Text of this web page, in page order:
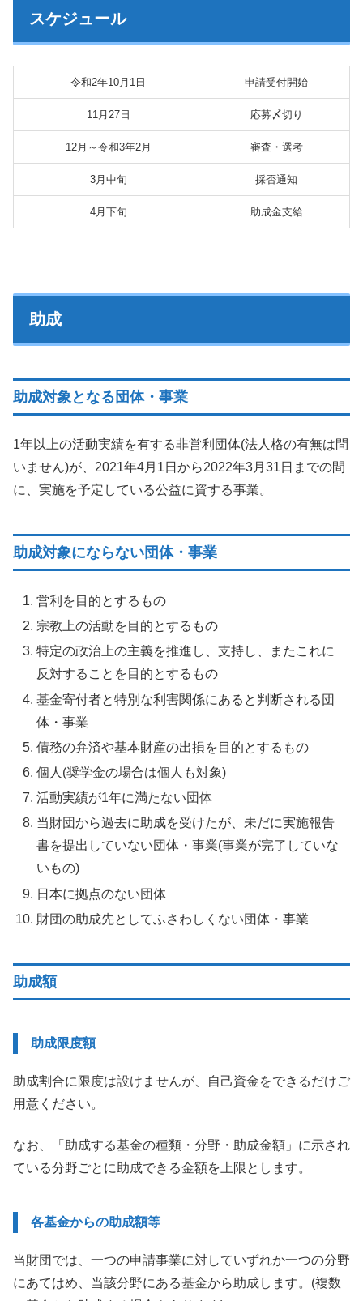
スケジュール
令和2年10月1日 申請受付開始
11月27日 応募〆切り
12月～令和3年2月 審査・選考
3月中旬 採否通知
4月下旬 助成金支給
助成
助成対象となる団体・事業
1年以上の活動実績を有する非営利団体(法人格の有無は問
いません)が、2021年4月1日から2022年3月31日までの間
に、実施を予定している公益に資する事業。
助成対象にならない団体・事業
営利を目的とするもの
宗教上の活動を目的とするもの
特定の政治上の主義を推進し、支持し、またこれに
反対することを目的とするもの
基金寄付者と特別な利害関係にあると判断される団
体・事業
債務の弁済や基本財産の出損を目的とするもの
個人(奨学金の場合は個人も対象)
活動実績が1年に満たない団体
当財団から過去に助成を受けたが、未だに実施報告
書を提出していない団体・事業(事業が完了していな
いもの)
日本に拠点のない団体
財団の助成先としてふさわしくない団体・事業
助成額
助成限度額
助成割合に限度は設けませんが、自己資金をできるだけご
用意ください。
なお、「助成する基金の種類・分野・助成金額」に示され
ている分野ごとに助成できる金額を上限とします。
各基金からの助成額等
当財団では、一つの申請事業に対していずれか一つの分野
にあてはめ、当該分野にある基金から助成します。(複数